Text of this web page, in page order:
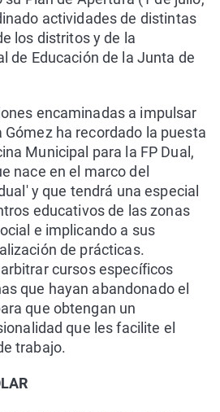
actividades de distintas
los distritos y de la
de Educación de la Junta de
encaminadas a impulsar
Gómez ha recordado la puesta
Municipal para la FP Dual,
nace en el marco del
y que tendrá una especial
educativos de las zonas
e implicando a sus
de prácticas.
cursos específicos
que hayan abandonado el
que obtengan un
que les facilite el
trabajo.